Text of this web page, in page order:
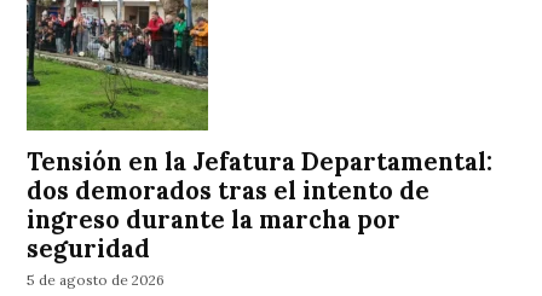
Tensión en la Jefatura Departamental:
dos demorados tras el intento de
ingreso durante la marcha por
seguridad
5 de agosto de 2026